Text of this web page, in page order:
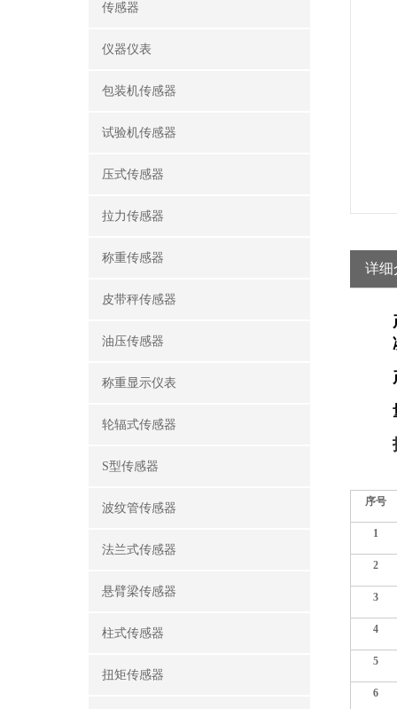
传感器
仪器仪表
包装机传感器
试验机传感器
压式传感器
拉力传感器
称重传感器
皮带秤传感器
油压传感器
称重显示仪表
轮辐式传感器
S型传感器
波纹管传感器
法兰式传感器
悬臂梁传感器
柱式传感器
扭矩传感器
详细
序号
1
2
3
4
5
6